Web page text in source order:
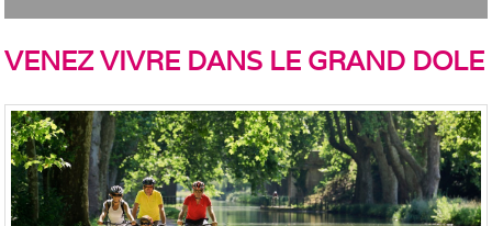
VENEZ VIVRE DANS LE GRAND DOLE